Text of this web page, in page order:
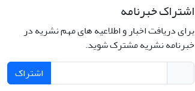
اشتراک خبرنامه
برای دریافت اخبار و اطلاعیه های مهم نشریه در
خبرنامه نشریه مشترک شوید.
اشتراک